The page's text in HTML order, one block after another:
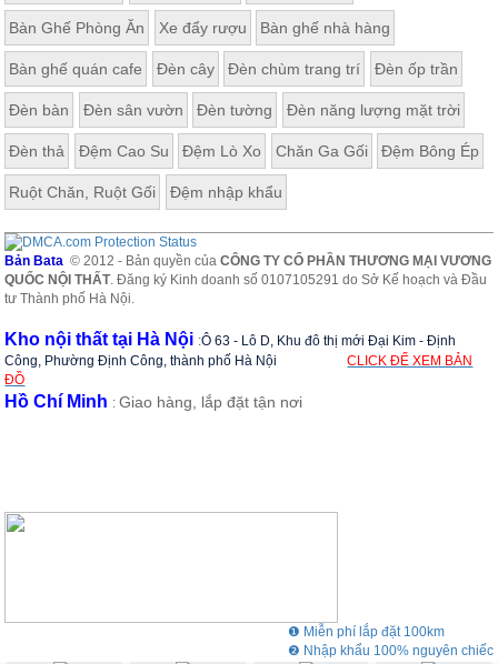
Bàn Ghế Phòng Ăn Xe đẩy rượu Bàn ghế nhà hàng
Bàn ghế quán cafe Đèn cây Đèn chùm trang trí Đèn ốp trần
Đèn bàn Đèn sân vườn Đèn tường Đèn năng lượng mặt trời
Đèn thả Đệm Cao Su Đệm Lò Xo Chăn Ga Gối Đệm Bông Ép
Ruột Chăn, Ruột Gối Đệm nhập khẩu
Bản Bata © 2012 - Bản quyền củaCÔNG TY CỔ PHẦN THƯƠNG MẠI VƯƠNG
QUỐC NỘI THẤT. Đăng ký Kinh doanh số 0107105291 do Sở Kế hoạch và Đầu
tư Thành phố Hà Nội.
Kho nội thất tại Hà Nội :Ô 63 - Lô D, Khu đô thị mới Đại Kim - Định
Công, Phường Định Công, thành phố Hà Nội
CLICK ĐỂ XEM BẢN
ĐỒ
Hồ Chí Minh :Giao hàng, lắp đặt tận nơi
❶ Miễn phí lắp đặt 100km
❷ Nhập khẩu 100% nguyên chiếc